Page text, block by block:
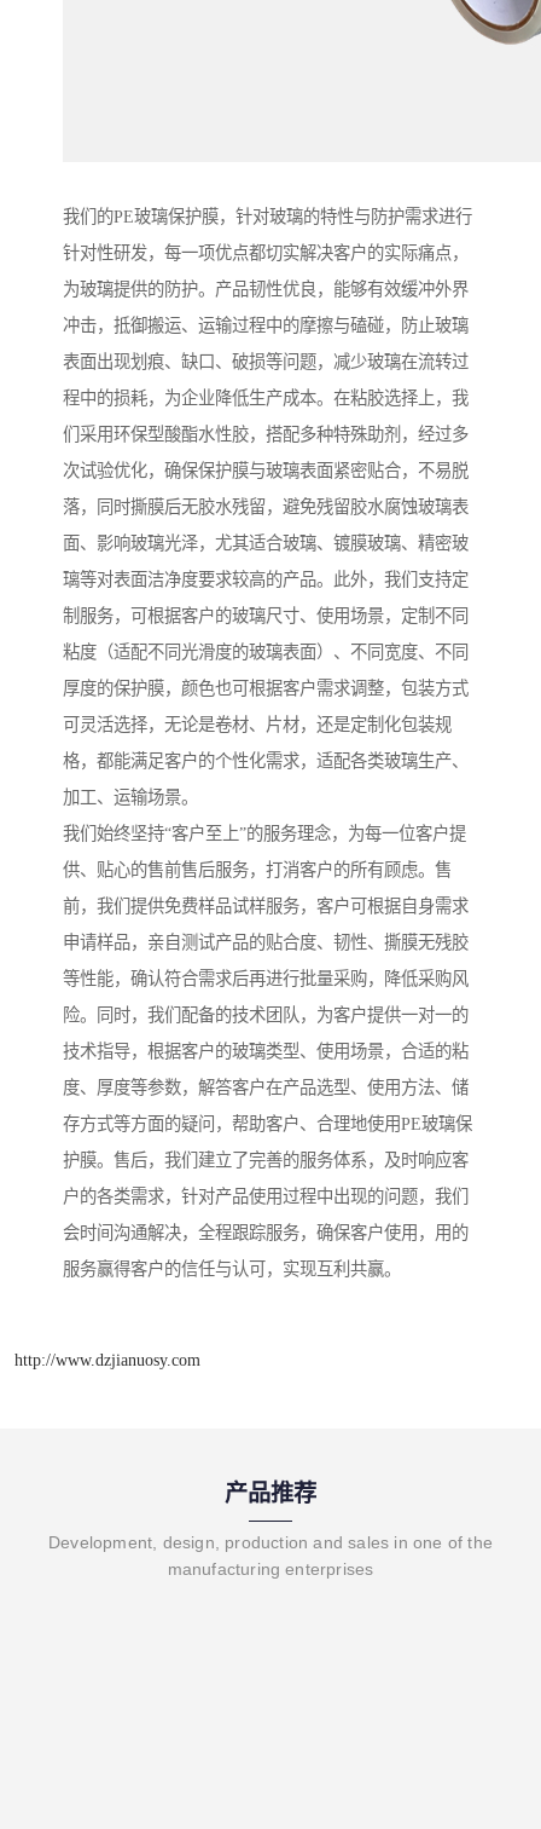
我们的PE玻璃保护膜，针对玻璃的特性与防护需求进行
针对性研发，每一项优点都切实解决客户的实际痛点，
为玻璃提供的防护。产品韧性优良，能够有效缓冲外界
冲击，抵御搬运、运输过程中的摩擦与磕碰，防止玻璃
表面出现划痕、缺口、破损等问题，减少玻璃在流转过
程中的损耗，为企业降低生产成本。在粘胶选择上，我
们采用环保型酸酯水性胶，搭配多种特殊助剂，经过多
次试验优化，确保保护膜与玻璃表面紧密贴合，不易脱
落，同时撕膜后无胶水残留，避免残留胶水腐蚀玻璃表
面、影响玻璃光泽，尤其适合玻璃、镀膜玻璃、精密玻
璃等对表面洁净度要求较高的产品。此外，我们支持定
制服务，可根据客户的玻璃尺寸、使用场景，定制不同
粘度（适配不同光滑度的玻璃表面）、不同宽度、不同
厚度的保护膜，颜色也可根据客户需求调整，包装方式
可灵活选择，无论是卷材、片材，还是定制化包装规
格，都能满足客户的个性化需求，适配各类玻璃生产、
加工、运输场景。
我们始终坚持“客户至上”的服务理念，为每一位客户提
供、贴心的售前售后服务，打消客户的所有顾虑。售
前，我们提供免费样品试样服务，客户可根据自身需求
申请样品，亲自测试产品的贴合度、韧性、撕膜无残胶
等性能，确认符合需求后再进行批量采购，降低采购风
险。同时，我们配备的技术团队，为客户提供一对一的
技术指导，根据客户的玻璃类型、使用场景，合适的粘
度、厚度等参数，解答客户在产品选型、使用方法、储
存方式等方面的疑问，帮助客户、合理地使用PE玻璃保
护膜。售后，我们建立了完善的服务体系，及时响应客
户的各类需求，针对产品使用过程中出现的问题，我们
会时间沟通解决，全程跟踪服务，确保客户使用，用的
服务赢得客户的信任与认可，实现互利共赢。
http://www.dzjianuosy.com
产品推荐
Development, design, production and sales in one of the
manufacturing enterprises